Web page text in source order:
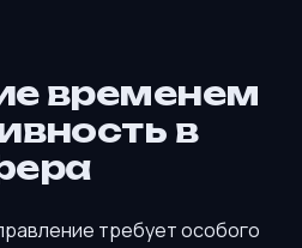
временем
в
требует особого